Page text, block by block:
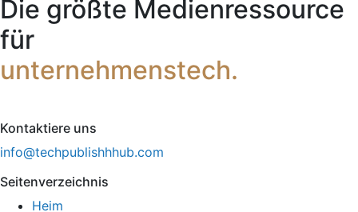
Die größte Medienressource
für
unternehmenstech.
Kontaktiere uns
info@techpublishhhub.com
Seitenverzeichnis
Heim